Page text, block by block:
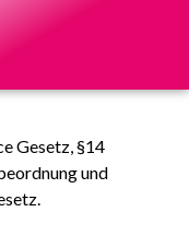
Gesetz, §14
und